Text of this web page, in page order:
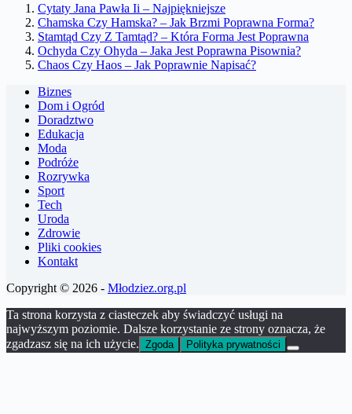
Cytaty Jana Pawła Ii – Najpiękniejsze
Chamska Czy Hamska? – Jak Brzmi Poprawna Forma?
Stamtąd Czy Z Tamtąd? – Która Forma Jest Poprawna
Ochyda Czy Ohyda – Jaka Jest Poprawna Pisownia?
Chaos Czy Haos – Jak Poprawnie Napisać?
Biznes
Dom i Ogród
Doradztwo
Edukacja
Moda
Podróże
Rozrywka
Sport
Tech
Uroda
Zdrowie
Pliki cookies
Kontakt
Copyright © 2026 - Młodziez.org.pl
Ta strona korzysta z ciasteczek aby świadczyć usługi na
najwyższym poziomie. Dalsze korzystanie ze strony oznacza, że
zgadzasz się na ich użycie. Zgoda Polityka prywatności